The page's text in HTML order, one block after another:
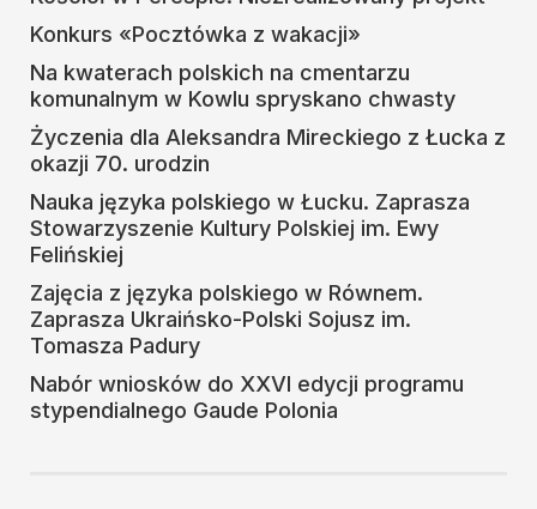
Konkurs «Pocztówka z wakacji»
Na kwaterach polskich na cmentarzu
komunalnym w Kowlu spryskano chwasty
Życzenia dla Aleksandra Mireckiego z Łucka z
okazji 70. urodzin
Nauka języka polskiego w Łucku. Zaprasza
Stowarzyszenie Kultury Polskiej im. Ewy
Felińskiej
Zajęcia z języka polskiego w Równem.
Zaprasza Ukraińsko-Polski Sojusz im.
Tomasza Padury
Nabór wniosków do XXVI edycji programu
stypendialnego Gaude Polonia